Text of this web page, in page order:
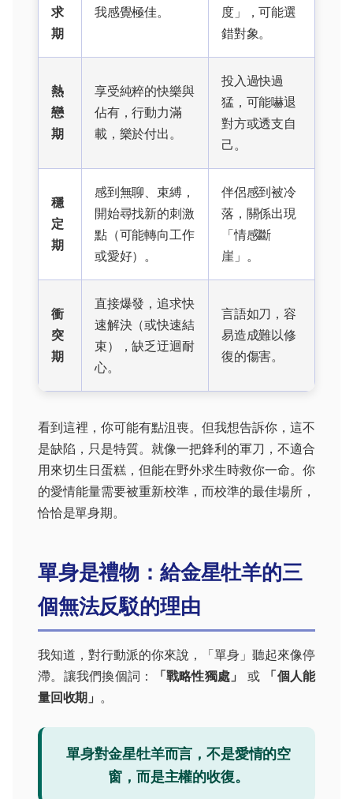
求
期
我感覺極佳。
度」，可能選
錯對象。
熱
戀
期
享受純粹的快樂與
佔有，行動力滿
載，樂於付出。
投入過快過
猛，可能嚇退
對方或透支自
己。
穩
定
期
感到無聊、束縛，
開始尋找新的刺激
點（可能轉向工作
或愛好）。
伴侶感到被冷
落，關係出現
「情感斷
崖」。
衝
突
期
直接爆發，追求快
速解決（或快速結
束），缺乏迂迴耐
心。
言語如刀，容
易造成難以修
復的傷害。
看到這裡，你可能有點沮喪。但我想告訴你，這不
是缺陷，只是特質。就像一把鋒利的軍刀，不適合
用來切生日蛋糕，但能在野外求生時救你一命。你
的愛情能量需要被重新校準，而校準的最佳場所，
恰恰是單身期。
單身是禮物：給金星牡羊的三
個無法反駁的理由
我知道，對行動派的你來說，「單身」聽起來像停
滯。讓我們換個詞：
「戰略性獨處」 或
「個人能
量回收期」 。
單身對金星牡羊而言，不是愛情的空
窗，而是主權的收復。